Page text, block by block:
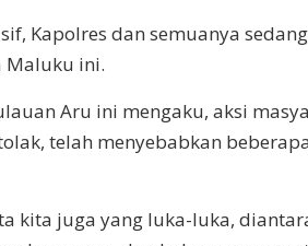
Kapolres dan semuanya
Maluku ini.
Aru ini mengaku, aksi
telah menyebabkan
kita juga yang luka-luka,